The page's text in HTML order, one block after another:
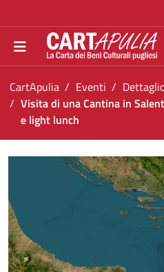
Vai al menu di navigazione
Vai ai contenuti
Vai al footer
Ti trovi in:
CartApulia Eventi
Visita di una Cantina in
e light lunch
Visita di una Cantina